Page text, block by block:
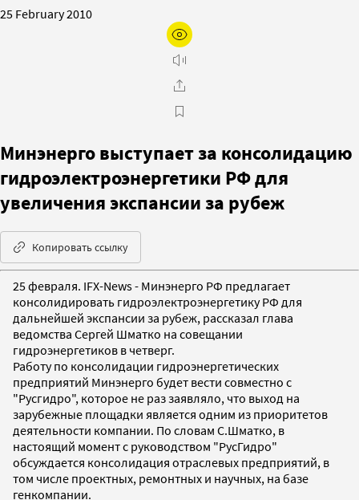
25 February 2010
Минэнерго выступает за консолидацию
гидроэлектроэнергетики РФ для
увеличения экспансии за рубеж
Копировать ссылку
25 февраля. IFX-News - Минэнерго РФ предлагает
консолидировать гидроэлектроэнергетику РФ для
дальнейшей экспансии за рубеж, рассказал глава
ведомства Сергей Шматко на совещании
гидроэнергетиков в четверг.
Работу по консолидации гидроэнергетических
предприятий Минэнерго будет вести совместно с
"Русгидро", которое не раз заявляло, что выход на
зарубежные площадки является одним из приоритетов
деятельности компании. По словам С.Шматко, в
настоящий момент с руководством "РусГидро"
обсуждается консолидация отраслевых предприятий, в
том числе проектных, ремонтных и научных, на базе
генкомпании.